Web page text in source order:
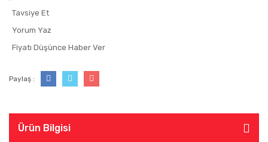
Tavsiye Et
Yorum Yaz
Fiyatı Düşünce Haber Ver
Paylaş :
Ürün Bilgisi